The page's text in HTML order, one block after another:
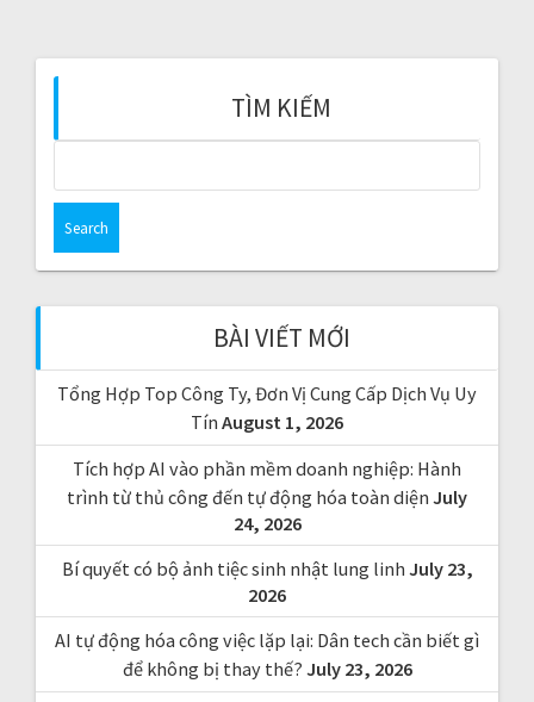
TÌM KIẾM
c
o
r
:
BÀI VIẾT MỚI
Tổng Hợp Top Công Ty, Đơn Vị Cung Cấp Dịch Vụ Uy
Tín August 1, 2026
Tích hợp AI vào phần mềm doanh nghiệp: Hành
trình từ thủ công đến tự động hóa toàn diện July
24, 2026
Bí quyết có bộ ảnh tiệc sinh nhật lung linh July 23,
2026
AI tự động hóa công việc lặp lại: Dân tech cần biết gì
để không bị thay thế? July 23, 2026